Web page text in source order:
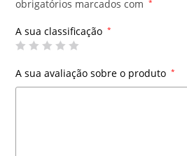
obrigatórios marcados com
*
A sua classificação *
A sua avaliação sobre o produto *